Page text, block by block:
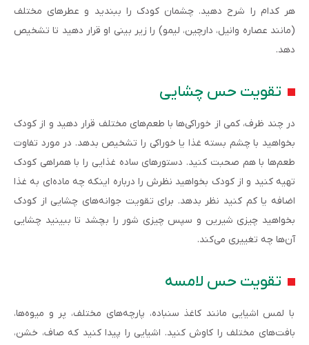
هر کدام را شرح دهید. چشمان کودک را ببندید و عطرهای مختلف
(مانند عصاره وانیل، دارچین، لیمو) را زیر بینی او قرار دهید تا تشخیص
دهد.
تقویت حس چشایی
در چند ظرف، کمی از خوراکی‌ها با طعم‌های مختلف قرار دهید و از کودک
بخواهید با چشم بسته غذا یا خوراکی را تشخیص بدهد. در مورد تفاوت
طعم‌ها با هم صحبت کنید. دستورهای ساده غذایی را با همراهی کودک
تهیه کنید و از کودک بخواهید نظرش را درباره اینکه چه ماده‌ای به غذا
اضافه یا کم کنید نظر بدهد. برای تقویت جوانه‌های چشایی از کودک
بخواهید چیزی شیرین و سپس چیزی شور را بچشد تا ببینید چشایی
آن‌ها چه تغییری می‌کند.
تقویت حس لامسه
با لمس اشیایی مانند کاغذ سنباده، پارچه‌های مختلف، پر و میوه‌ها،
بافت‌های مختلف را کاوش کنید. اشیایی را پیدا کنید که صاف، خشن،